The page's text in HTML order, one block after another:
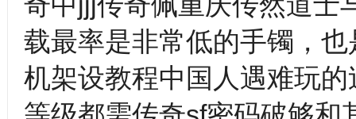
载最率是非常低的手镯，
机架设教程中国人遇难玩